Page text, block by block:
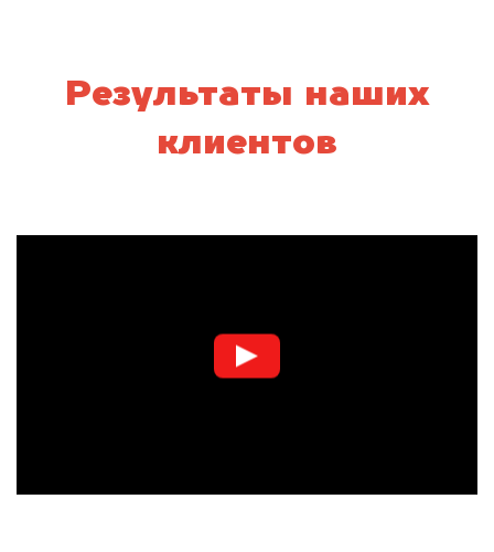
Результаты наших
клиентов